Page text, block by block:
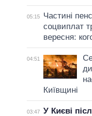
05:15
Частині
соцвиплат
вересня:
04:51
Київщині
03:47 У Києві